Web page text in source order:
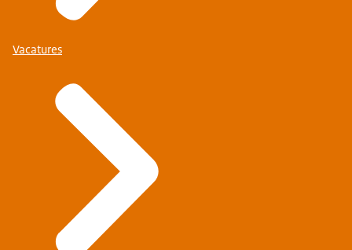
Vacatures